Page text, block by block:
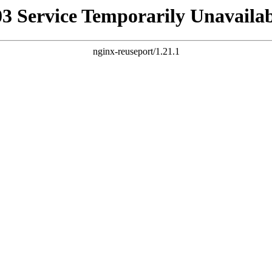
Service Temporarily
nginx-reuseport/1.21.1